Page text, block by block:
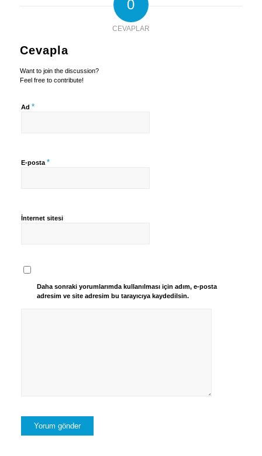
0
CEVAPLAR
Cevapla
Want to join the discussion?
Feel free to contribute!
Ad *
E-posta *
İnternet sitesi
Daha sonraki yorumlarımda kullanılması için adım, e-posta
adresim ve site adresim bu tarayıcıya kaydedilsin.